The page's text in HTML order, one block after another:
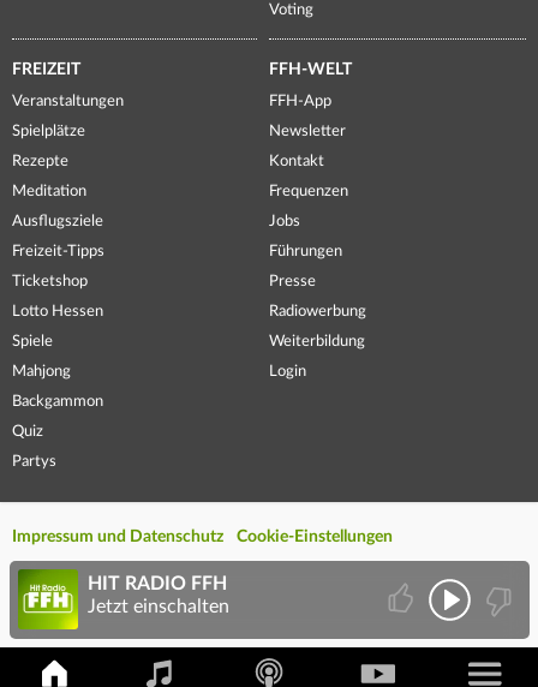
Voting
FREIZEIT
Veranstaltungen
Spielplätze
Rezepte
Meditation
Ausflugsziele
Freizeit-Tipps
Ticketshop
Lotto Hessen
Spiele
Mahjong
Backgammon
Quiz
Partys
FFH-WELT
FFH-App
Newsletter
Kontakt
Frequenzen
Jobs
Führungen
Presse
Radiowerbung
Weiterbildung
Login
Impressum und Datenschutz Cookie-Einstellungen
HIT RADIO FFH
Jetzt einschalten